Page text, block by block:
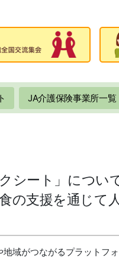
JA介護保険事業所一覧
シート」につい
の支援を通じて
域がつながるプラットフ